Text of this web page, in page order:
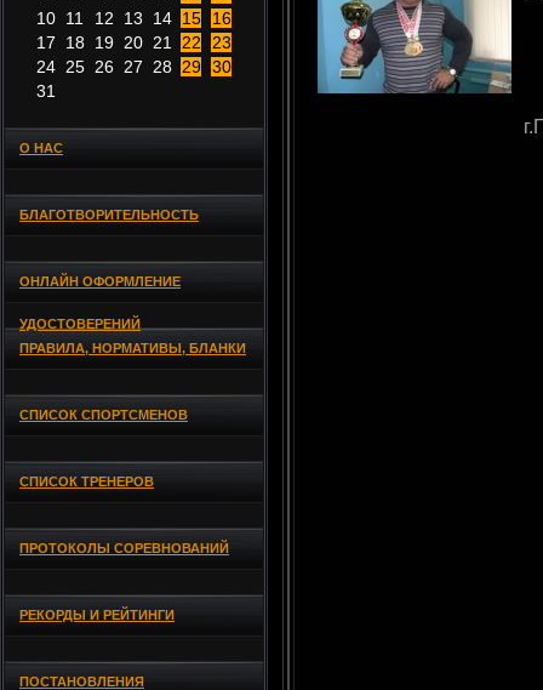
10 11 12 13 14 15
16
17
18 19 20 21 22
23
24 25 26 27 28 29 30
31
О НАС
БЛАГОТВОРИТЕЛЬНОСТЬ
ОНЛАЙН ОФОРМЛЕНИЕ
УДОСТОВЕРЕНИЙ
ПРАВИЛА, НОРМАТИВЫ, БЛАНКИ
СПИСОК СПОРТСМЕНОВ
СПИСОК ТРЕНЕРОВ
ПРОТОКОЛЫ СОРЕВНОВАНИЙ
РЕКОРДЫ И РЕЙТИНГИ
ПОСТАНОВЛЕНИЯ